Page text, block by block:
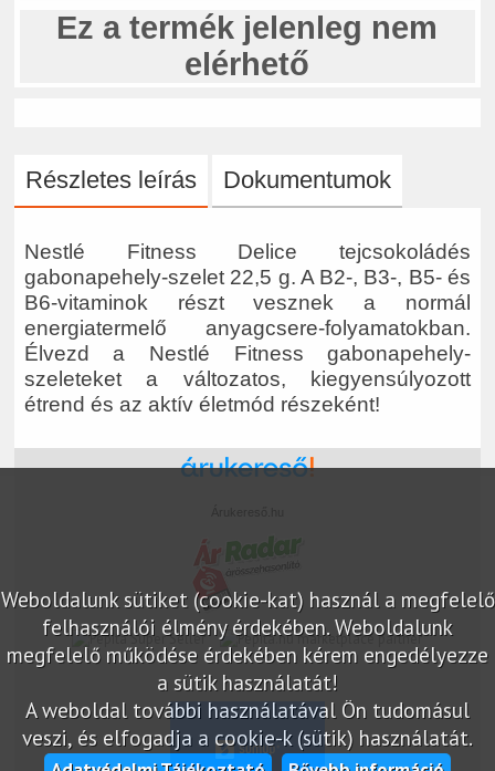
Ez a termék jelenleg nem
elérhető
Részletes leírás Dokumentumok
Nestlé Fitness Delice tejcsokoládés
gabonapehely-szelet 22,5 g. A B2-, B3-, B5- és
B6-vitaminok részt vesznek a normál
energiatermelő anyagcsere-folyamatokban.
Élvezd a Nestlé Fitness gabonapehely-
szeleteket a változatos, kiegyensúlyozott
étrend és az aktív életmód részeként!
Weboldalunk sütiket (cookie-kat) használ a megfelelő
felhasználói élmény érdekében. Weboldalunk
megfelelő működése érdekében kérem engedélyezze
a sütik használatát!
A weboldal további használatával Ön tudomásul
veszi, és elfogadja a cookie-k (sütik) használatát.
marketplace partner